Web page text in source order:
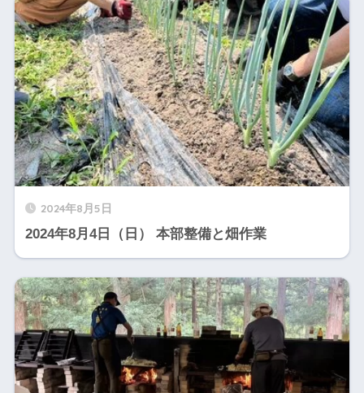
2024年8月5日
2024年8月4日（日） 本部整備と畑作業